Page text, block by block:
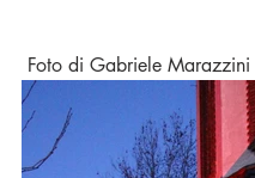
Foto di Gabriele Marazzini